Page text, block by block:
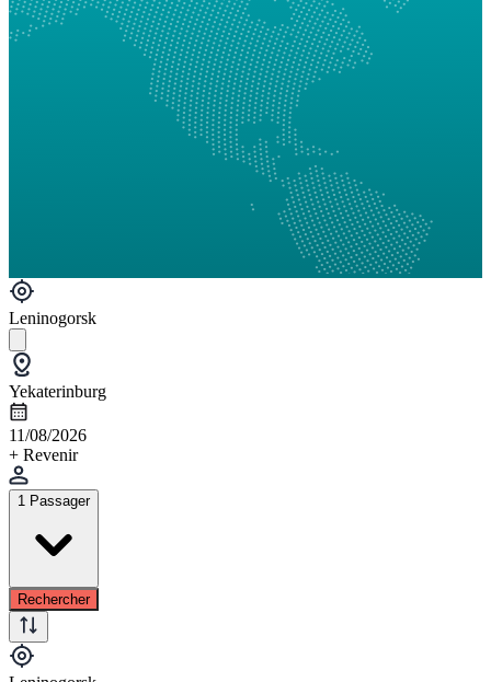
Leninogorsk
Yekaterinburg
11/08/2026
+ Revenir
1 Passager
Rechercher